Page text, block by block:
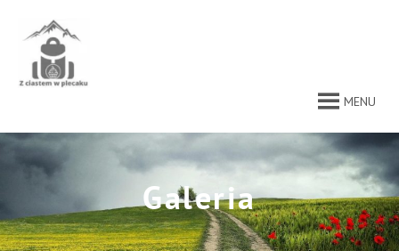
treści
MENU
Galeria